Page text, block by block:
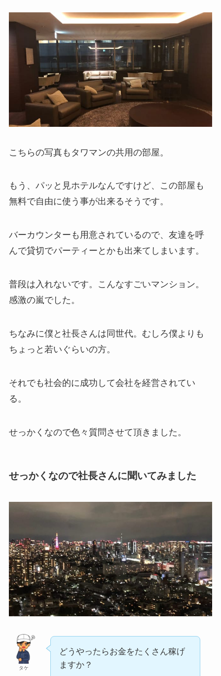
こちらの写真もタワマンの共用の部屋。
もう、パッと見ホテルなんですけど、この部屋も
無料で自由に使う事が出来るそうです。
バーカウンターも用意されているので、友達を呼
んで貸切でパーティーとかも出来てしまいます。
普段は入れないです。こんなすごいマンション。
感激の嵐でした。
ちなみに僕と社長さんは同世代。むしろ僕よりも
ちょっと若いぐらいの方。
それでも社会的に成功して会社を経営されてい
る。
せっかくなので色々質問させて頂きました。
せっかくなので社長さんに聞いてみました
タケ
どうやったらお金をたくさん稼げ
ますか？